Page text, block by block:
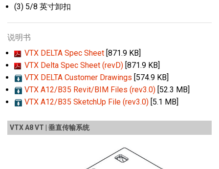
(3) 5/8 英寸卸扣
说明书
VTX DELTA Spec Sheet [871.9 KB]
VTX Delta Spec Sheet (revD) [871.9 KB]
VTX DELTA Customer Drawings [574.9 KB]
VTX A12/B35 Revit/BIM Files (rev3.0) [52.3 MB]
VTX A12/B35 SketchUp File (rev3.0) [5.1 MB]
VTX A8 VT | 垂直传输系统